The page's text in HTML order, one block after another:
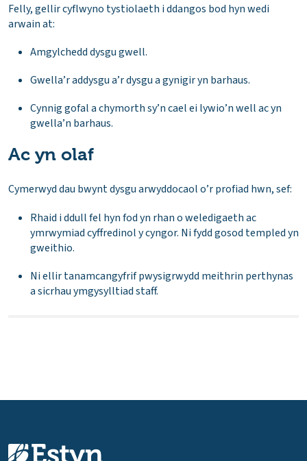
Felly, gellir cyflwyno tystiolaeth i ddangos bod hyn wedi
arwain at:
Amgylchedd dysgu gwell.
Gwella’r addysgu a’r dysgu a gynigir yn barhaus.
Cynnig gofal a chymorth sy’n cael ei lywio’n well ac yn
gwella’n barhaus.
Ac yn olaf
Cymerwyd dau bwynt dysgu arwyddocaol o’r profiad hwn, sef:
Rhaid i ddull fel hyn fod yn rhan o weledigaeth ac
ymrwymiad cyffredinol y cyngor. Ni fydd gosod templed yn
gweithio.
Ni ellir tanamcangyfrif pwysigrwydd meithrin perthynas
a sicrhau ymgysylltiad staff.